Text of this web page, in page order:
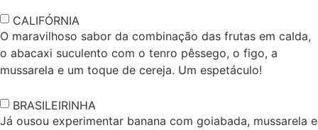
CALIFÓRNIA
O maravilhoso sabor da combinação das frutas em calda,
o abacaxi suculento com o tenro pêssego, o figo, a
mussarela e um toque de cereja. Um espetáculo!
BRASILEIRINHA
Já ousou experimentar banana com goiabada, mussarela e